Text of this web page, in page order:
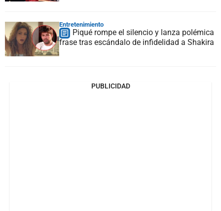
Entretenimiento
Piqué rompe el silencio y lanza polémica
frase tras escándalo de infidelidad a Shakira
PUBLICIDAD